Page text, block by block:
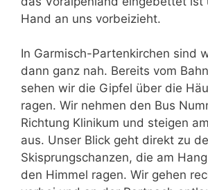
Hand an uns vorbeizieht.
In Garmisch-Partenkirchen sind
dann ganz nah. Bereits vom
sehen wir die Gipfel über die
ragen. Wir nehmen den Bus
Richtung Klinikum und steigen
aus. Unser Blick geht direkt zu
Skisprungschanzen, die am
den Himmel ragen. Wir gehen